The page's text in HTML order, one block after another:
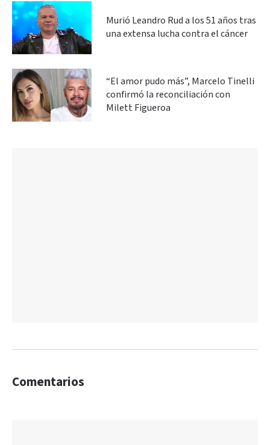
Murió Leandro Rud a los 51 años tras
una extensa lucha contra el cáncer
“El amor pudo más”, Marcelo Tinelli
confirmó la reconciliación con
Milett Figueroa
Comentarios